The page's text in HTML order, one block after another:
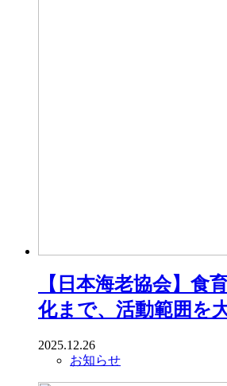
【日本海老協会】食
化まで、活動範囲を
2025.12.26
お知らせ